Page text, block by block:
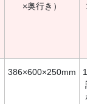
×奥行き）
386×600×250mm